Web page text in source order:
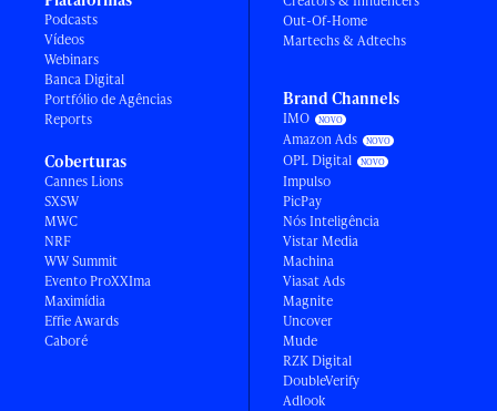
Podcasts
Vídeos
Webinars
Banca Digital
Portfólio de Agências
Reports
Coberturas
Cannes Lions
SXSW
MWC
NRF
WW Summit
Evento ProXXIma
Maximídia
Effie Awards
Caboré
Out-Of-Home
Martechs & Adtechs
Brand Channels
IMO
Amazon Ads
OPL Digital
Impulso
PicPay
Nós Inteligência
Vistar Media
Machina
Viasat Ads
Magnite
Uncover
Mude
RZK Digital
DoubleVerify
Adlook